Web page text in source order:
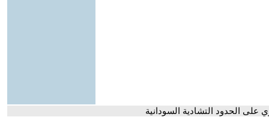
الحدود التشادية السودانية